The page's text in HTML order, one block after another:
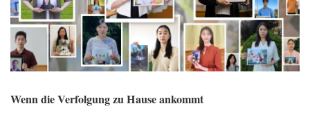
Wenn die Verfolgung zu Hause ankommt